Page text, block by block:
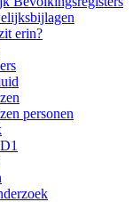
erin?
personen